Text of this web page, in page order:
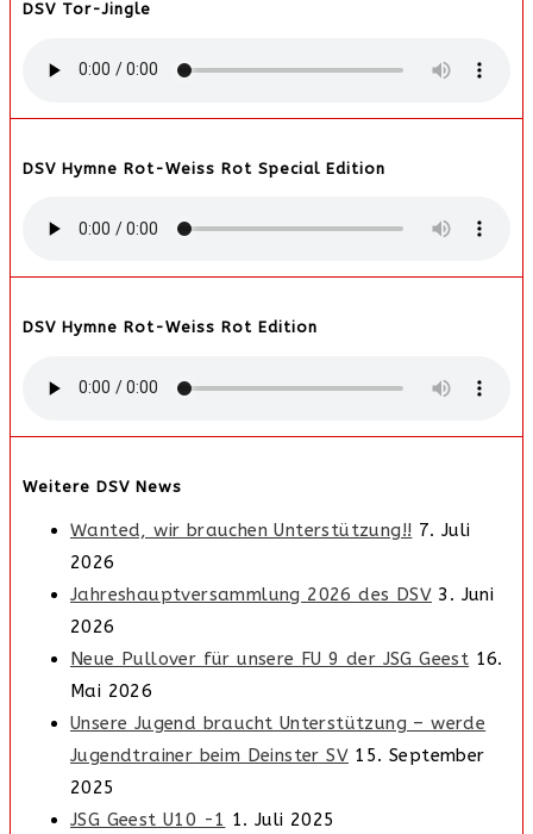
DSV Tor-Jingle
DSV Hymne Rot-Weiss Rot Special Edition
DSV Hymne Rot-Weiss Rot Edition
Weitere DSV News
Wanted, wir brauchen Unterstützung!! 7. Juli
2026
Jahreshauptversammlung 2026 des DSV 3. Juni
2026
Neue Pullover für unsere FU 9 der JSG Geest 16.
Mai 2026
Unsere Jugend braucht Unterstützung – werde
Jugendtrainer beim Deinster SV 15. September
2025
JSG Geest U10 -1 1. Juli 2025